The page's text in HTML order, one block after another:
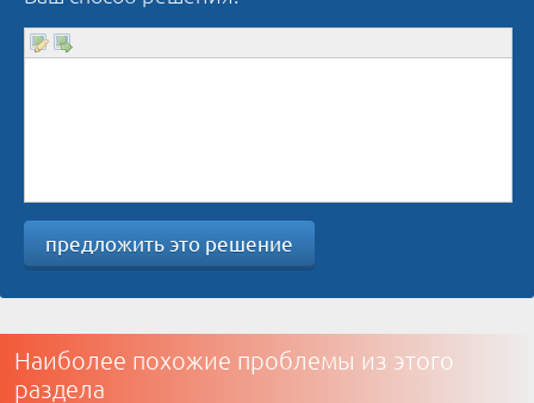
предложить это решение
Наиболее похожие проблемы из этого
раздела